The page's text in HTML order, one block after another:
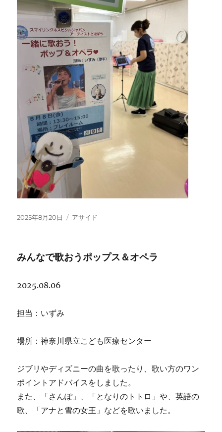
投
2025年8月20日
フ
ッ
アサイド
みんなで歌おうポップス＆オペラ
2025.08.06
担当：いずみ
場所：神奈川県立こども医療センター
ジブリやディズニーの曲を歌ったり、歌い方のワン
ポイントアドバイスをしました。
また、「さんぽ」、「となりのトトロ」や、英語の
歌、「アナと雪の女王」などを歌いました。